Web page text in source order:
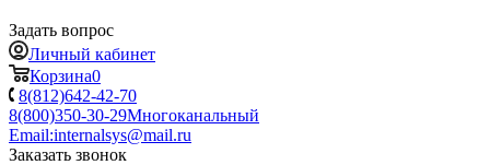
Задать вопрос
Личный кабинет
Корзина0
8(812)642-42-70
8(800)350-30-29Многоканальный
Email:internalsys@mail.ru
Заказать звонок